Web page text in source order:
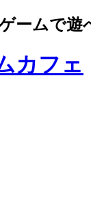
ームで遊
カフェ